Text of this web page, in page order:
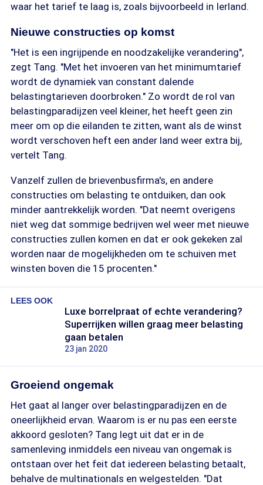
waar het tarief te laag is, zoals bijvoorbeeld in Ierland.
Nieuwe constructies op komst
"Het is een ingrijpende en noodzakelijke verandering",
zegt Tang. "Met het invoeren van het minimumtarief
wordt de dynamiek van constant dalende
belastingtarieven doorbroken." Zo wordt de rol van
belastingparadijzen veel kleiner, het heeft geen zin
meer om op die eilanden te zitten, want als de winst
wordt verschoven heft een ander land weer extra bij,
vertelt Tang.
Vanzelf zullen de brievenbusfirma's, en andere
constructies om belasting te ontduiken, dan ook
minder aantrekkelijk worden. "Dat neemt overigens
niet weg dat sommige bedrijven wel weer met nieuwe
constructies zullen komen en dat er ook gekeken zal
worden naar de mogelijkheden om te schuiven met
winsten boven die 15 procenten."
LEES OOK
Luxe borrelpraat of echte verandering?
Superrijken willen graag meer belasting
gaan betalen
23 jan 2020
Groeiend ongemak
Het gaat al langer over belastingparadijzen en de
oneerlijkheid ervan. Waarom is er nu pas een eerste
akkoord gesloten? Tang legt uit dat er in de
samenleving inmiddels een niveau van ongemak is
ontstaan over het feit dat iedereen belasting betaalt,
behalve de multinationals en welgestelden. "Dat